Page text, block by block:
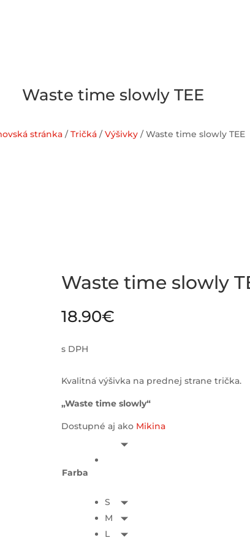
Waste time slowly TEE
stránka /Tričká /Výšivky / Waste time slowly TEE
Waste time slowly
18.90€
s DPH
Kvalitná výšivka na prednej strane trička.
„Waste time slowly“
Dostupné aj ako Mikina
Farba
S
M
L